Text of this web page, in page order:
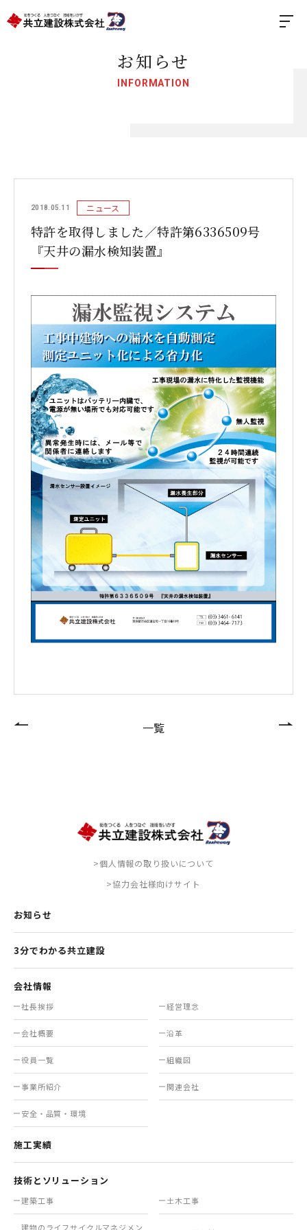
お知らせ
INFORMATION
2018.05.11 ニュース
特許を取得しました／特許第6336509号
『天井の漏水検知装置』
一覧
>個人情報の取り扱いについて
>協力会社様向けサイト
お知らせ
3分でわかる共立建設
会社情報
社長挨拶 経営理念
会社概要 沿革
役員一覧 組織図
事業所紹介 関連会社
安全・品質・環境
施工実績
技術とソリューション
建築工事 土木工事
建物のライフサイクルマネジメン